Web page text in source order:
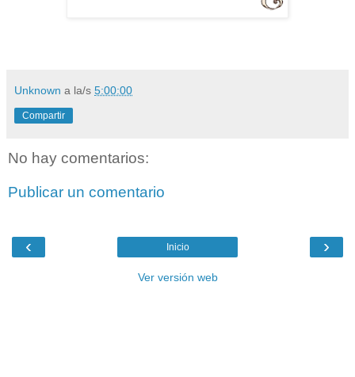
Unknown a la/s 5:00:00
Compartir
No hay comentarios:
Publicar un comentario
‹ ›
Inicio
Ver versión web